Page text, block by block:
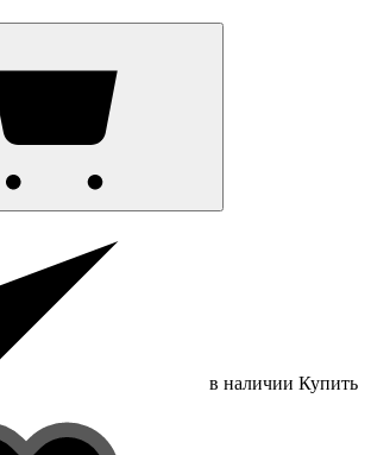
в наличии Купить